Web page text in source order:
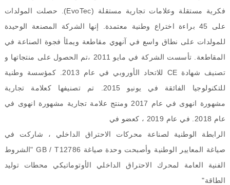
فكرية مستقلة وعلامات تجارية مستقلة (
EvoTec
). حصلت المولدات
على
45 براءة اختراع وطنية معتمدة
إنها الشركة المصنعة الوحيدة
للمولدات على نطاق واسع في آنهوي مقاطعة ويملأ فجوة الصناعة في
المقاطعة
تأسست الشركة في مايو 2011 ،تم الحصول على منتجاتها و
تصنيف شهادة CE للاتحاد الأوروبي في عام 2013.
كمؤسسة وطنية
للتكنولوجيا الفائقة في يونيو 2015. تم تصنيفها
كعلامة تجارية
مشهورة انهوى في عام 2017 ومنتج علامة تجارية مشهورة انهوى في
عام 2018. في عام 2019 ، كعضو في
الرابطة الوطنية لصناعة محركات الاحتراق الداخلي ، شاركت في
صياغة المعايير الوطنية وأصبحت وحدة صياغة GB / T12786
"الشروط
الفنية العامة لمحرك الاحتراق الداخلي الأوتوماتيكي
محطات توليد
الطاقة"